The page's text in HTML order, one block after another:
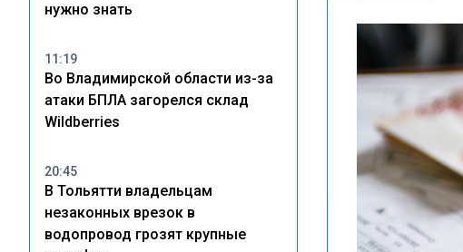
нужно знать
11:19
Во Владимирской области из-за
атаки БПЛА загорелся склад
Wildberries
20:45
В Тольятти владельцам
незаконных врезок в
водопровод грозят крупные